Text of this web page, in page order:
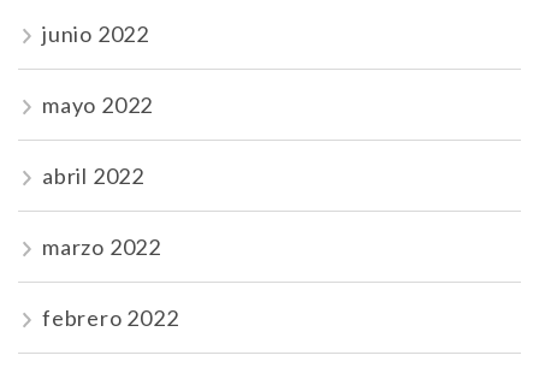
junio 2022
mayo 2022
abril 2022
marzo 2022
febrero 2022